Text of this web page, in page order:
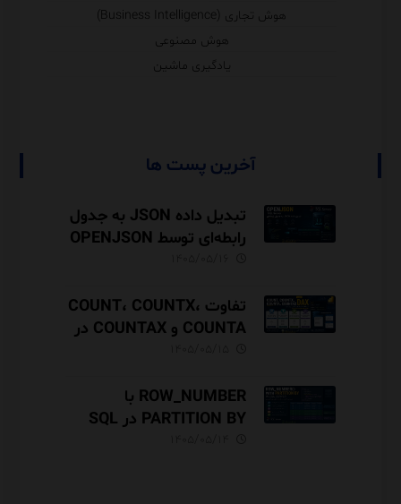
هوش تجاری (Business Intelligence)
هوش مصنوعی
یادگیری ماشین
آخرین پست ها
تبدیل داده JSON به جدول
رابطه‌ای توسط OPENJSON
تفاوت COUNT، COUNTX،
COUNTA و COUNTAX در
ROW_NUMBER با
PARTITION BY در SQL